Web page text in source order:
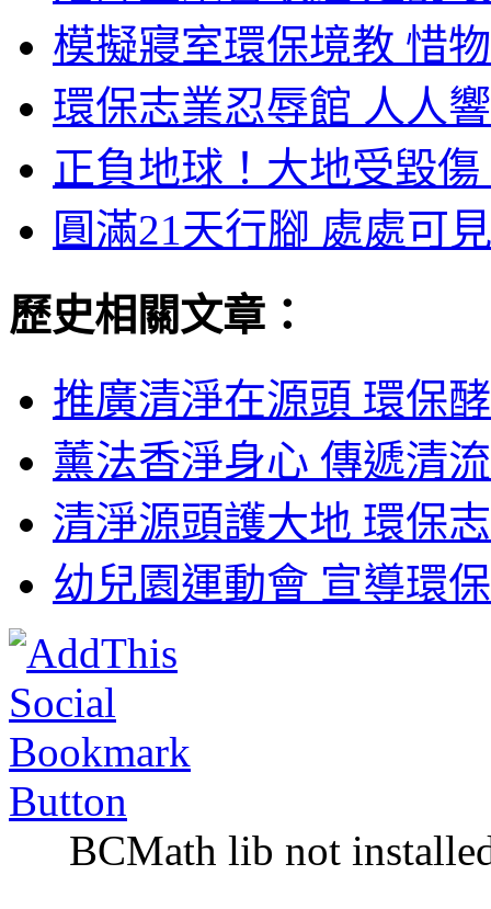
模擬寢室環保境教 惜
環保志業忍辱館 人人
正負地球！大地受毀
圓滿21天行腳 處處可
歷史相關文章：
推廣清淨在源頭 環保
薰法香淨身心 傳遞清
清淨源頭護大地 環保
幼兒園運動會 宣導環
BCMath lib not